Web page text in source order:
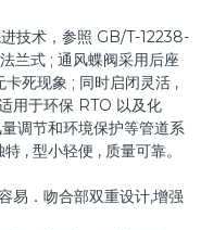
技术，参照 GB/T-12238-
兰式 ; 通风蝶阀采用后座
死现象 ; 同时启闭灵活 ,
用于环保 RTO 以及化
调节和环境保护等管道系
, 型小轻便 , 质量可靠。
易．吻合部双重设计,增强